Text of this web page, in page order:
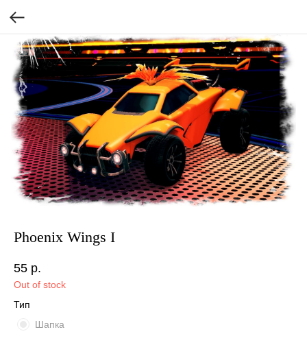
Phoenix Wings I
55 р.
Out of stock
Тип
Шапка